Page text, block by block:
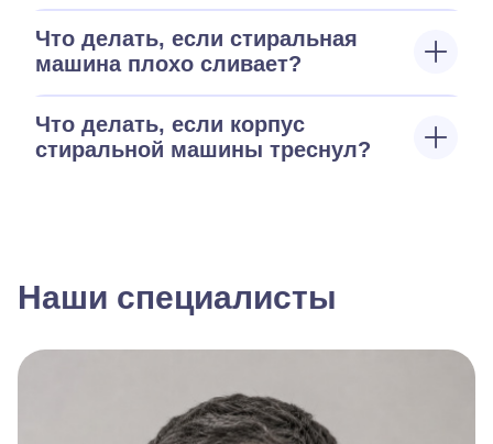
Что делать, если стиральная
машина плохо сливает?
Что делать, если корпус
стиральной машины треснул?
Наши специалисты